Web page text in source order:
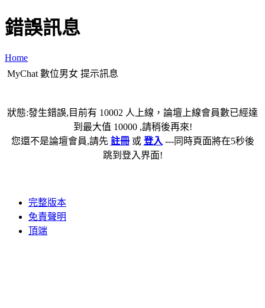
錯誤訊息
Home
MyChat 數位男女 提示訊息
狀態:發生錯誤,目前有 10002 人上線，論壇上線會員數已經達
到最大值 10000 ,請稍後再來!
您還不是論壇會員,請先 註冊或 登入 ---同時頁面將在5秒後
跳到登入界面!
完整版本
免責聲明
頂端